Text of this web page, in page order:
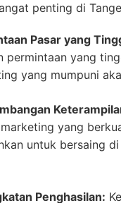
penting di
Pasar yang
permintaan yang
yang mumpuni
yang
untuk bersaing
Penghasilan: